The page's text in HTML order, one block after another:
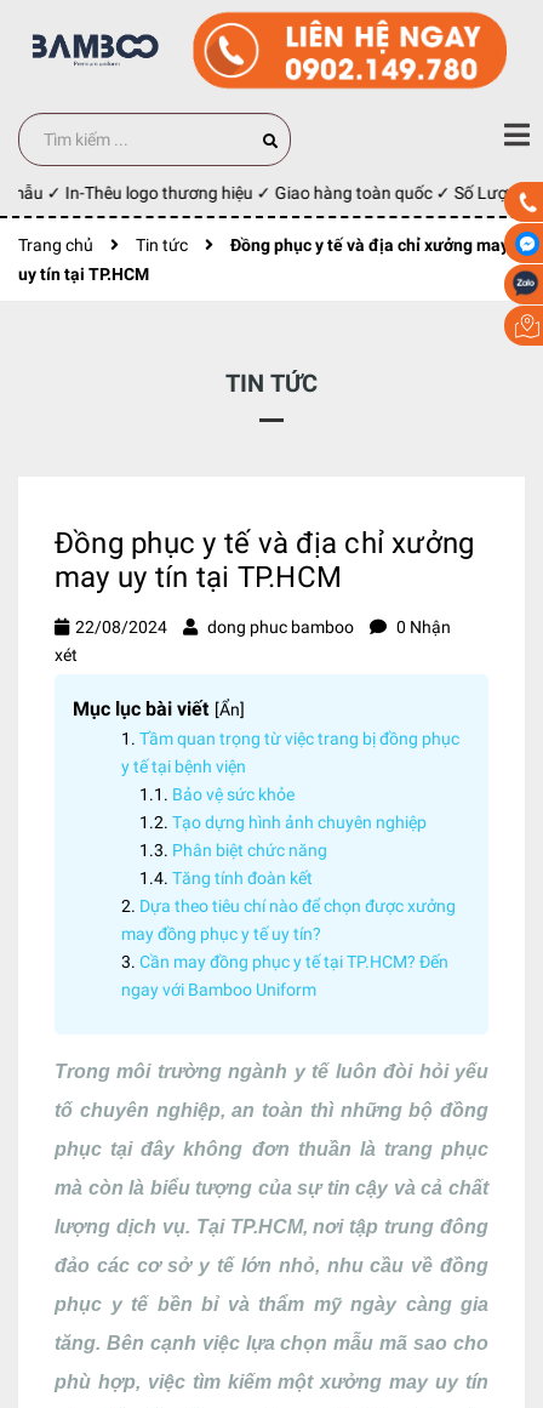
✓ In-Thêu logo thương hiệu ✓ Giao hàng toàn quốc ✓ Số Lượng
Trang chủ Tin tức
Đồng phục y tế và địa chỉ xưởng may
uy tín tại TP.HCM
TIN TỨC
Đồng phục y tế và địa chỉ xưởng
may uy tín tại TP.HCM
22/08/2024 dong phuc bamboo
0 Nhận
xét
Mục lục bài viết [Ẩn]
Tầm quan trọng từ việc trang bị đồng phục
y tế tại bệnh viện
Bảo vệ sức khỏe
Tạo dựng hình ảnh chuyên nghiệp
Phân biệt chức năng
Tăng tính đoàn kết
Dựa theo tiêu chí nào để chọn được xưởng
may đồng phục y tế uy tín?
Cần may đồng phục y tế tại TP.HCM? Đến
ngay với Bamboo Uniform
Trong môi trường ngành y tế luôn đòi hỏi yếu
tố chuyên nghiệp, an toàn thì những bộ đồng
phục tại đây không đơn thuần là trang phục
mà còn là biểu tượng của sự tin cậy và cả chất
lượng dịch vụ. Tại TP.HCM, nơi tập trung đông
đảo các cơ sở y tế lớn nhỏ, nhu cầu về đồng
phục y tế bền bỉ và thẩm mỹ ngày càng gia
tăng. Bên cạnh việc lựa chọn mẫu mã sao cho
phù hợp, việc tìm kiếm một xưởng may uy tín